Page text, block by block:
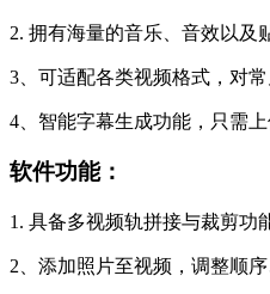
2. 拥有海量的音乐、音效以及
3、可适配各类视频格式，对
4、智能字幕生成功能，只需
软件功能：
1. 具备多视频轨拼接与裁剪功
2、添加照片至视频，调整顺